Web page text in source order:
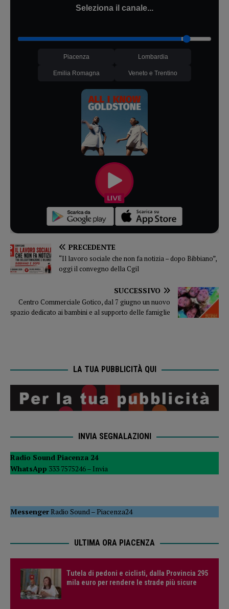
Seleziona il canale...
Piacenza Lombardia
Emilia Romagna Veneto e Trentino
PRECEDENTE
“Il lavoro sociale che non fa notizia – dopo Bibbiano”,
oggi il convegno della Cgil
SUCCESSIVO
Centro Commerciale Gotico, dal 7 giugno un nuovo
spazio dedicato ai bambini e al supporto delle famiglie
LA TUA PUBBLICITÀ QUI
INVIA SEGNALAZIONI
Radio Sound Piacenza 24
WhatsApp 333 7575246 – Invia
MessengerRadio Sound–Piacenza24
ULTIMA ORA PIACENZA
Tutela di pedoni e ciclisti, dalla Provincia 295
mila euro per rendere le strade più sicure